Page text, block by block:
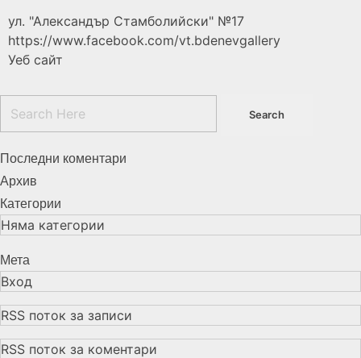
ул. "Александър Стамболийски" №17
https://www.facebook.com/vt.bdenevgallery
Уеб сайт
Последни коментари
Архив
Категории
Няма категории
Мета
Вход
RSS поток за записи
RSS поток за коментари